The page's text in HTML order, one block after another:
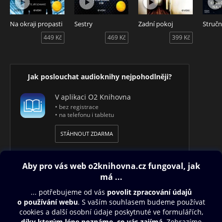
Na okraji propasti
449 Kč
Sestry
469 Kč
Zadní pokoj
399 Kč
Jak poslouchat audioknihy nejpohodlněji?
V aplikaci O2 Knihovna
• bez registrace
• na telefonu i tabletu
STÁHNOUT ZDARMA
Obsah ke stažení
Moje O2 Knihovna